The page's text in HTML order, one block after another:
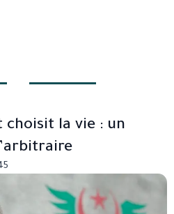
choisit la vie : un